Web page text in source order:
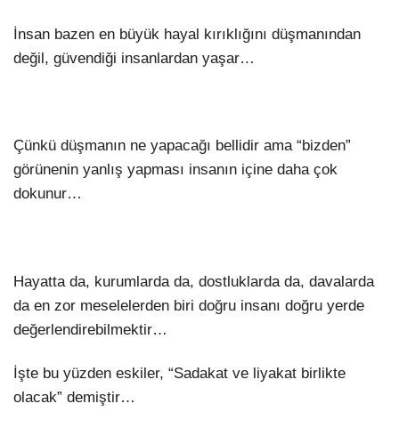
Instagram
İnsan bazen en büyük hayal kırıklığını düşmanından
değil, güvendiği insanlardan yaşar…
Çünkü düşmanın ne yapacağı bellidir ama “bizden”
görünenin yanlış yapması insanın içine daha çok
dokunur…
Hayatta da, kurumlarda da, dostluklarda da, davalarda
da en zor meselelerden biri doğru insanı doğru yerde
değerlendirebilmektir…
İşte bu yüzden eskiler, “Sadakat ve liyakat birlikte
olacak” demiştir…